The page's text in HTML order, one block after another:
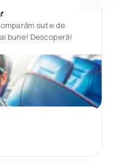
sute de
bune! Descoperă!